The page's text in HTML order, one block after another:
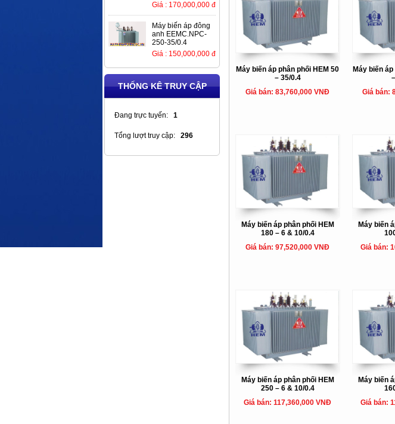
Máy biến áp phân phối HEM 50
– 35/0.4
Giá bán: 83,760,000 VNĐ
Máy biến
Giá bán:
Máy biến áp phân phối HEM
180 – 6 & 10/0.4
Giá bán: 97,520,000 VNĐ
Máy biến
Giá bán:
Máy biến áp phân phối HEM
250 – 6 & 10/0.4
Giá bán: 117,360,000 VNĐ
Máy biến
Giá bán:
Giá : 170,000,000 đ
Máy biến áp đông
anh EEMC.NPC-
250-35/0.4
Giá : 150,000,000 đ
THỐNG KÊ TRUY CẬP
Đang trực tuyến: 1
Tổng lượt truy cập: 296